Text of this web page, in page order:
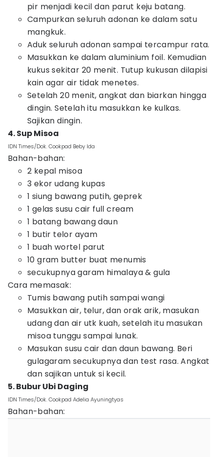
pir menjadi kecil dan parut keju batang.
Campurkan seluruh adonan ke dalam satu
mangkuk.
Aduk seluruh adonan sampai tercampur rata.
Masukkan ke dalam aluminium foil. Kemudian
kukus sekitar 20 menit. Tutup kukusan dilapisi
kain agar air tidak menetes.
Setelah 20 menit, angkat dan biarkan hingga
dingin. Setelah itu masukkan ke kulkas.
Sajikan dingin.
4. Sup Misoa
IDN Times/Dok. Cookpad Beby Ida
Bahan-bahan:
2 kepal misoa
3 ekor udang kupas
1 siung bawang putih, geprek
1 gelas susu cair full cream
1 batang bawang daun
1 butir telor ayam
1 buah wortel parut
10 gram butter buat menumis
secukupnya garam himalaya & gula
Cara memasak:
Tumis bawang putih sampai wangi
Masukkan air, telur, dan orak arik, masukan
udang dan air utk kuah, setelah itu masukan
misoa tunggu sampai lunak.
Masukan susu cair dan daun bawang. Beri
gulagaram secukupnya dan test rasa. Angkat
dan sajikan untuk si kecil.
5. Bubur Ubi Daging
IDN Times/Dok. Cookpad Adelia Ayuningtyas
Bahan-bahan: